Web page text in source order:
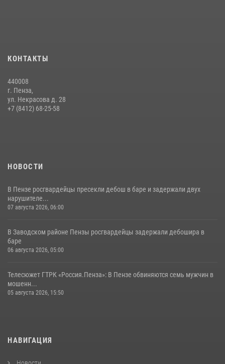
сборов «Гвардеец» с вооружением и техникой Росгвардии
Начальник Управления Росгвардии по Пензенской области Павел
Пучков посетил 55-й Всероссийский Лермонтовский праздник
КОНТАКТЫ
440008
г. Пенза,
ул. Некрасова д. 28
+7 (8412) 68-25-58
НОВОСТИ
В Пензе росгвардейцы пресекли дебош в баре и задержали двух
нарушителе...
07 августа 2026, 06:00
В Заводском районе Пензы росгвардейцы задержали дебошира в
баре
06 августа 2026, 05:00
Телесюжет ГТРК «Россия.Пенза»: В Пензе обвиняются семь мужчин в
мошенн...
05 августа 2026, 15:50
НАВИГАЦИЯ